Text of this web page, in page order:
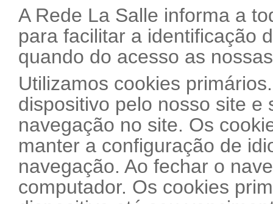
A Rede La Salle informa a
para facilitar a identificação
quando do acesso as
Utilizamos cookies
dispositivo pelo nosso site
navegação no site. Os
manter a configuração de
navegação. Ao fechar o
computador. Os cookies